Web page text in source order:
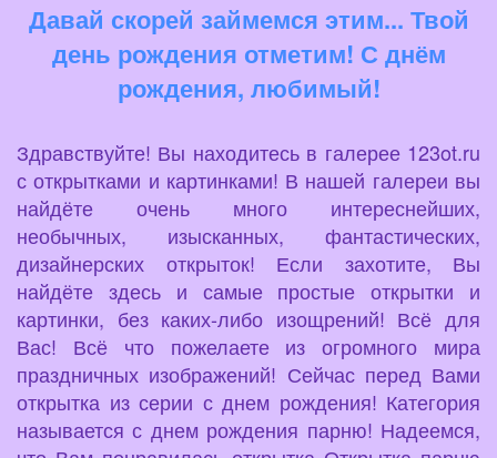
Давай скорей займемся этим... Твой
день рождения отметим! С днём
рождения, любимый!
Здравствуйте! Вы находитесь в галерее 123ot.ru
с открытками и картинками! В нашей галереи вы
найдёте очень много интереснейших,
необычных, изысканных, фантастических,
дизайнерских открыток! Если захотите, Вы
найдёте здесь и самые простые открытки и
картинки, без каких-либо изощрений! Всё для
Вас! Всё что пожелаете из огромного мира
праздничных изображений! Сейчас перед Вами
открытка из серии с днем рождения! Категория
называется с днем рождения парню! Надеемся,